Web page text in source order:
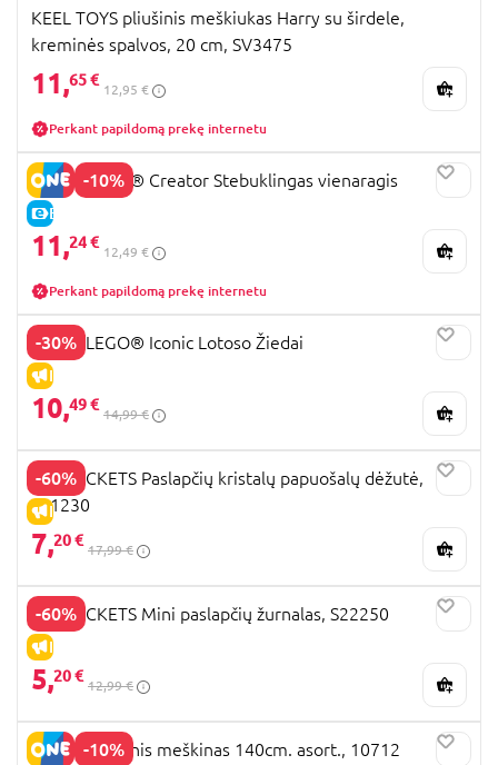
KEEL TOYS pliušinis meškiukas Harry su širdele,
kreminės spalvos, 20 cm, SV3475
11,65 €
12,95 €
Perkant papildomą prekę internetu
-10%
E-KAINA
31140 LEGO® Creator Stebuklingas vienaragis
11,24 €
12,49 €
Perkant papildomą prekę internetu
-30%
IŠPARDAVIMAS
40647 LEGO® Iconic Lotoso Žiedai
10,49 €
14,99 €
-60%
IŠPARDAVIMAS
FUNLOCKETS Paslapčių kristalų papuošalų dėžutė,
S21230
7,20 €
17,99 €
-60%
IŠPARDAVIMAS
FUNLOCKETS Mini paslapčių žurnalas, S22250
5,20 €
12,99 €
-10%
LLOPIS pliušinis meškinas 140cm. asort., 10712